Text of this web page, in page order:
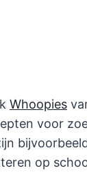
Whoopies
voor
op